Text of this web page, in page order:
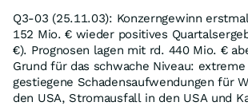
Q3-03 (25.11.03): Konzerngewinn
152 Mio. € wieder positives
€). Prognosen lagen mit rd. 440 Mio. €
Grund für das schwache Niveau:
gestiegene Schadensaufwendungen für
den USA, Stromausfall in den USA und